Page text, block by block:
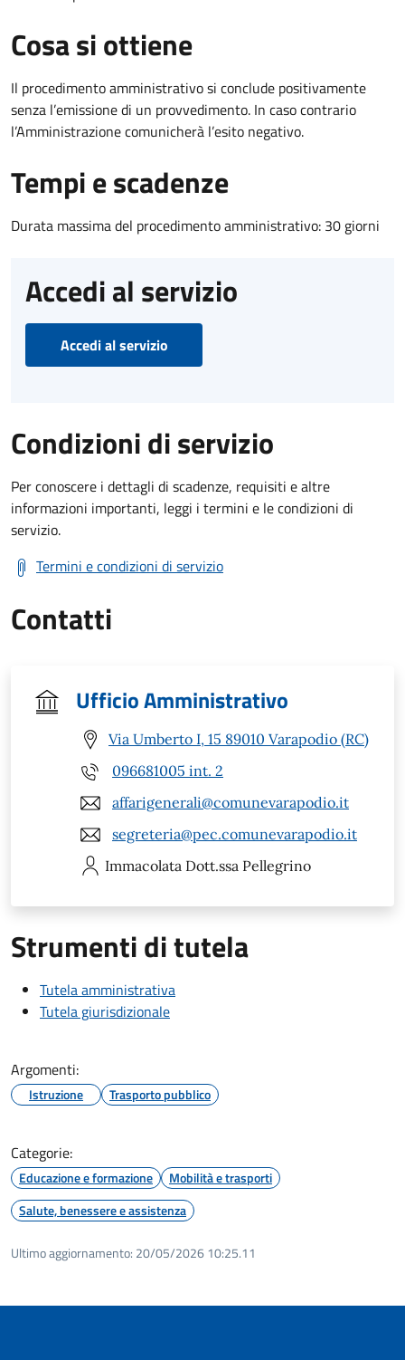
Cosa si ottiene
Il procedimento amministrativo si conclude positivamente
senza l’emissione di un provvedimento. In caso contrario
l’Amministrazione comunicherà l’esito negativo.
Tempi e scadenze
Durata massima del procedimento amministrativo: 30 giorni
Accedi al servizio
Accedi al servizio
Condizioni di servizio
Per conoscere i dettagli di scadenze, requisiti e altre
informazioni importanti, leggi i termini e le condizioni di
servizio.
Termini e condizioni di servizio
Contatti
Ufficio Amministrativo
Via Umberto I, 15 89010 Varapodio (RC)
096681005 int. 2
affarigenerali@comunevarapodio.it
segreteria@pec.comunevarapodio.it
Immacolata Dott.ssa Pellegrino
Strumenti di tutela
Tutela amministrativa
Tutela giurisdizionale
Argomenti:
Istruzione Trasporto pubblico
Categorie:
Educazione e formazione
Mobilità e trasporti
Salute, benessere e assistenza
Ultimo aggiornamento: 20/05/2026 10:25.11